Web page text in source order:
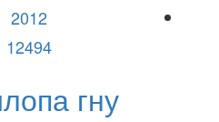
2012
12494
гну